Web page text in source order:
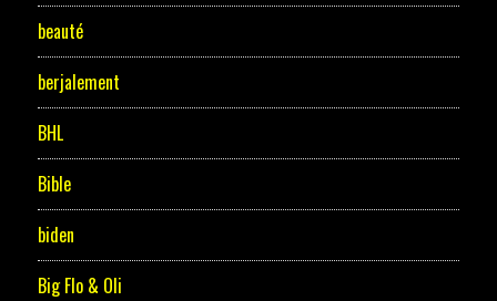
beauté
berjalement
BHL
Bible
biden
Big Flo & Oli